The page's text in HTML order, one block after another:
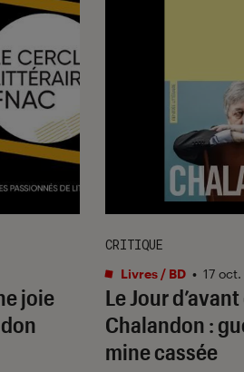
joie
Le Jour
Chalandon :
mine cassée
CRITIQUE
Livres / BD • 17